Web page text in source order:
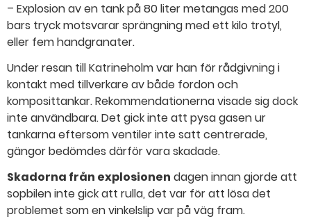
– Explosion av en tank på 80 liter metangas med 200
bars tryck motsvarar sprängning med ett kilo trotyl,
eller fem handgranater.
Under resan till Katrineholm var han för rådgivning i
kontakt med tillverkare av både fordon och
komposittankar. Rekommendationerna visade sig dock
inte användbara. Det gick inte att pysa gasen ur
tankarna eftersom ventiler inte satt centrerade,
gängor bedömdes därför vara skadade.
Skadorna från explosionen dagen innan gjorde att
sopbilen inte gick att rulla, det var för att lösa det
problemet som en vinkelslip var på väg fram.